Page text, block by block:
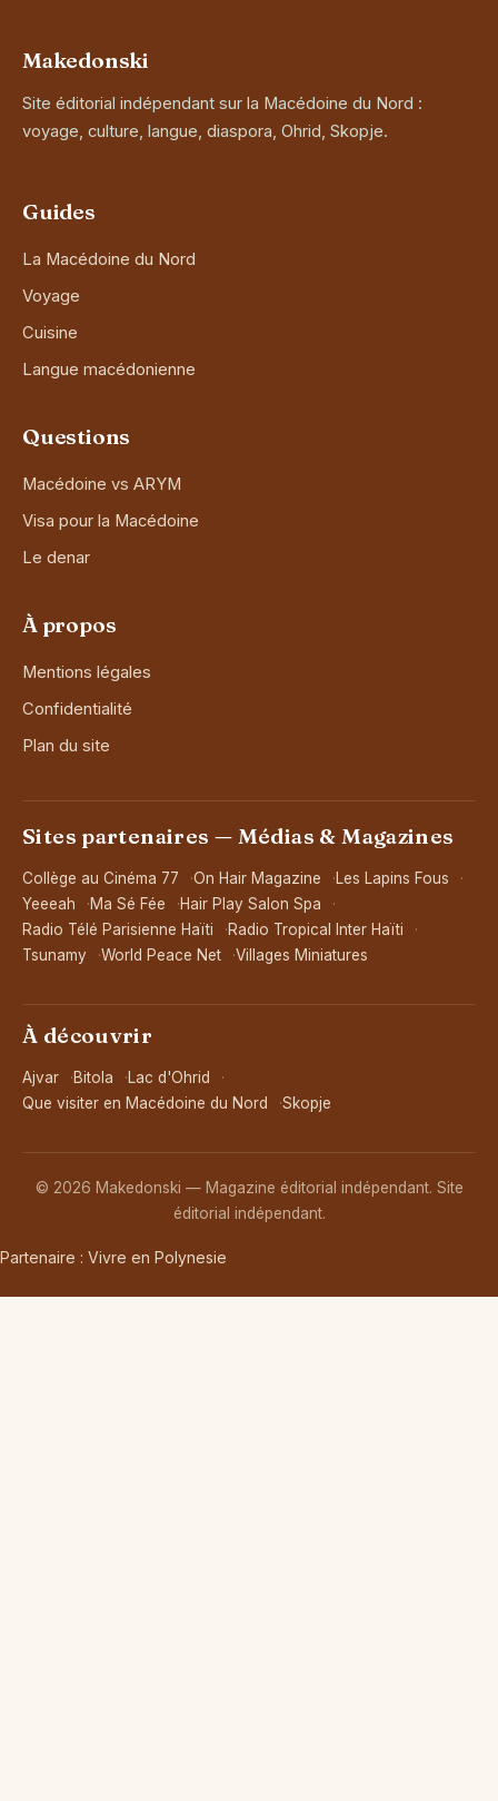
Makedonski
Site éditorial indépendant sur la Macédoine du Nord :
voyage, culture, langue, diaspora, Ohrid, Skopje.
Guides
La Macédoine du Nord
Voyage
Cuisine
Langue macédonienne
Questions
Macédoine vs ARYM
Visa pour la Macédoine
Le denar
À propos
Mentions légales
Confidentialité
Plan du site
Sites partenaires — Médias & Magazines
Collège au Cinéma 77 On Hair Magazine
Les Lapins Fous
Yeeeah
Ma Sé Fée
Hair Play Salon Spa
Radio Télé Parisienne Haïti
Radio Tropical Inter Haïti
Tsunamy
World Peace Net Villages Miniatures
À découvrir
Ajvar Bitola
Lac d'Ohrid
Que visiter en Macédoine du Nord
Skopje
© 2026 Makedonski — Magazine éditorial indépendant. Site
éditorial indépendant.
Partenaire : Vivre en Polynesie